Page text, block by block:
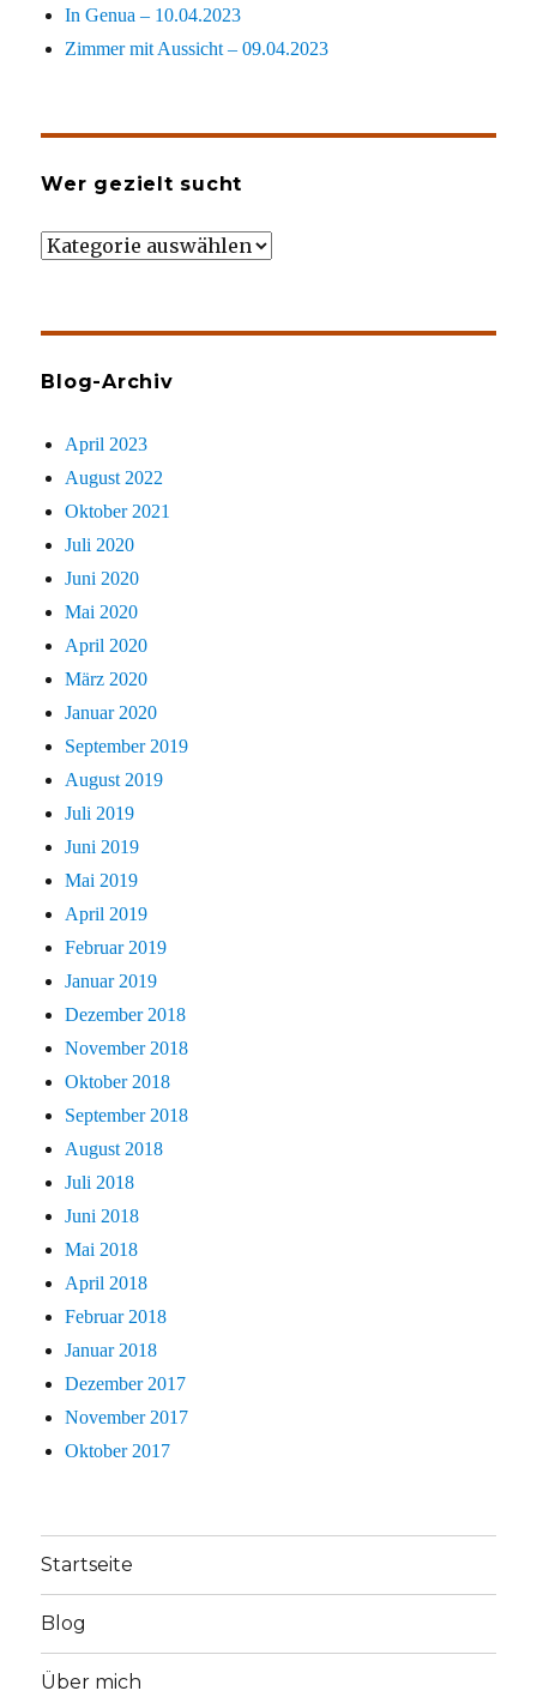
In Genua – 10.04.2023
Zimmer mit Aussicht – 09.04.2023
Wer gezielt sucht
Wer
Blog-Archiv
April 2023
August 2022
Oktober 2021
Juli 2020
Juni 2020
Mai 2020
April 2020
März 2020
Januar 2020
September 2019
August 2019
Juli 2019
Juni 2019
Mai 2019
April 2019
Februar 2019
Januar 2019
Dezember 2018
November 2018
Oktober 2018
September 2018
August 2018
Juli 2018
Juni 2018
Mai 2018
April 2018
Februar 2018
Januar 2018
Dezember 2017
November 2017
Oktober 2017
Startseite
Blog
Über mich